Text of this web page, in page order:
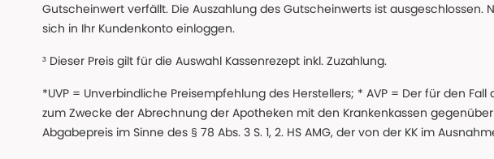
Gutscheinwert verfällt. Die Auszahlung des Gutscheinwerts ist
sich in Ihr Kundenkonto einloggen.
³ Dieser Preis gilt für die Auswahl Kassenrezept inkl. Zuzahlung.
*UVP = Unverbindliche Preisempfehlung des Herstellers; * AVP = Der für den
zum Zwecke der Abrechnung der Apotheken mit den Krankenkassen
Abgabepreis im Sinne des § 78 Abs. 3 S. 1, 2. HS AMG, der von der KK im